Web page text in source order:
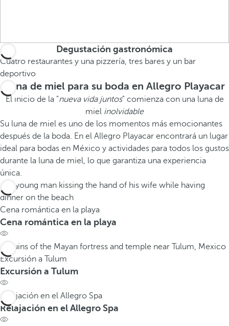
Degustación gastronómica
Cuatro restaurantes y una pizzería, tres bares y un bar
deportivo
Luna de miel para su boda en Allegro Playacar
El inicio de la "nueva vida juntos" comienza con una luna de
miel inolvidable
Su luna de miel es uno de los momentos más emocionantes
después de la boda. En el Allegro Playacar encontrará un lugar
ideal para bodas en México y actividades para todos los gustos
durante la luna de miel, lo que garantiza una experiencia
única.
Cena romántica en la playa
Cena romántica en la playa
Excursión a Tulum
Excursión a Tulum
Relajación en el Allegro Spa
Relajación en el Allegro Spa